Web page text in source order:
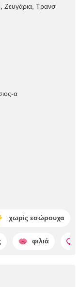
Zευγάρια, Τρανσ
α
χωρίς εσώρουχα
φιλιά